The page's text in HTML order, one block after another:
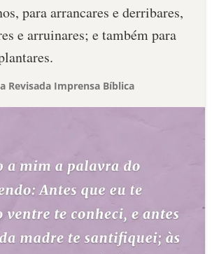
para arrancares e derribares,
e arruinares; e também para
Revisada Imprensa Bíblica